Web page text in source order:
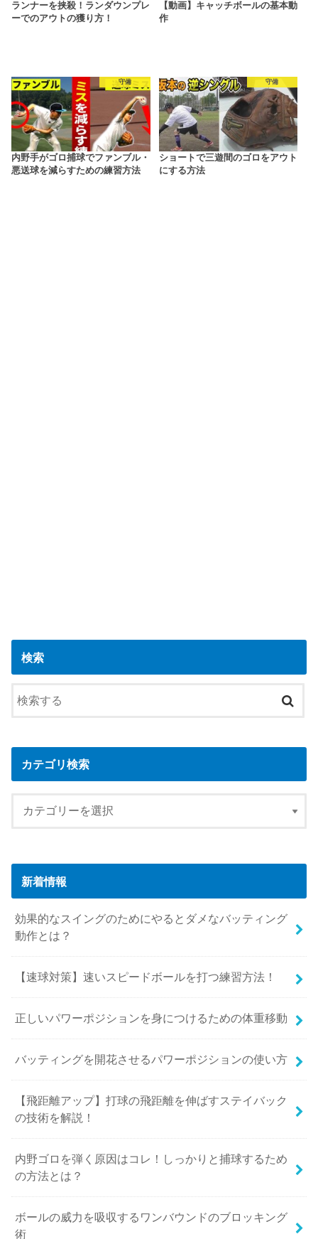
ランナーを挟殺！ランダウンプレ
ーでのアウトの獲り方！
【動画】キャッチボールの基本動
作
守備
内野手がゴロ捕球でファンブル・
悪送球を減らすための練習方法
守備
ショートで三遊間のゴロをアウト
にする方法
検索
カテゴリ検索
新着情報
効果的なスイングのためにやるとダメなバッティング
動作とは？
【速球対策】速いスピードボールを打つ練習方法！
正しいパワーポジションを身につけるための体重移動
バッティングを開花させるパワーポジションの使い方
【飛距離アップ】打球の飛距離を伸ばすステイバック
の技術を解説！
内野ゴロを弾く原因はコレ！しっかりと捕球するため
の方法とは？
ボールの威力を吸収するワンバウンドのブロッキング
術